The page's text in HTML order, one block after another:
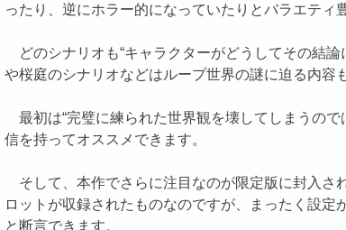
ったり、逆にホラー的になっていたりとバラエティ
どのシナリオも“キャラクターがどうしてその結
や桜庭のシナリオなどはループ世界の謎に迫る内容
最初は“完璧に練られた世界観を壊してしまうの
信を持ってオススメできます。
そして、本作でさらに注目なのが限定版に封入さ
ロットが収録されたものなのですが、まったく設
と断言できます。